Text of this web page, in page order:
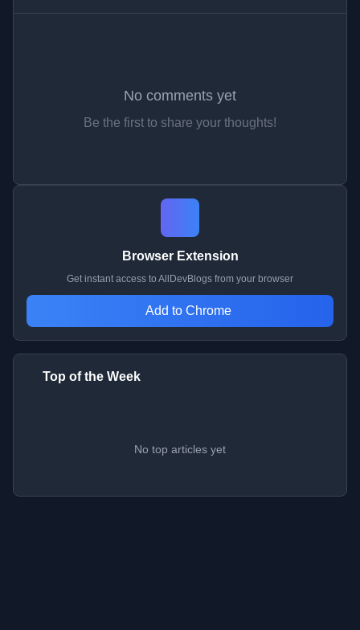
No comments yet
Be the first to share your thoughts!
Browser Extension
Get instant access to AllDevBlogs from your browser
Add to Chrome
Top of the Week
No top articles yet